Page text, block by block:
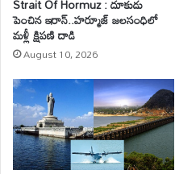
Strait Of Hormuz : దూకుడు
పెంచిన ఇరాన్..హర్మూజ్ జలసంధిలో
మళ్లీ క్షిపణి దాడి
August 10, 2026